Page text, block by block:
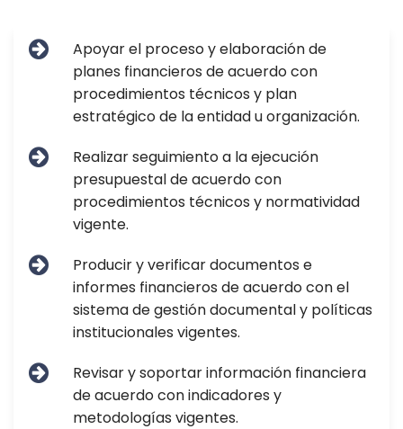
Apoyar el proceso y elaboración de
planes financieros de acuerdo con
procedimientos técnicos y plan
estratégico de la entidad u organización.
Realizar seguimiento a la ejecución
presupuestal de acuerdo con
procedimientos técnicos y normatividad
vigente.
Producir y verificar documentos e
informes financieros de acuerdo con el
sistema de gestión documental y políticas
institucionales vigentes.
Revisar y soportar información financiera
de acuerdo con indicadores y
metodologías vigentes.